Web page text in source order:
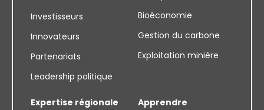
Investisseurs
Innovateurs
Partenariats
Leadership politique
Bioéconomie
Gestion du carbone
Exploitation minière
Expertise régionale
Apprendre